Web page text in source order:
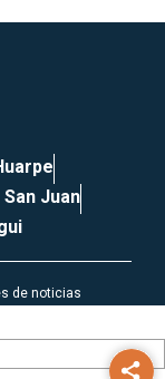
Juan
de noticias